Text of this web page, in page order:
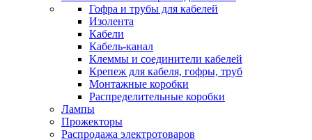
Гофра и трубы для кабелей
Изолента
Кабели
Кабель-канал
Клеммы и соединители кабелей
Крепеж для кабеля, гофры, труб
Монтажные коробки
Распределительные коробки
Лампы
Прожекторы
Распродажа электротоваров